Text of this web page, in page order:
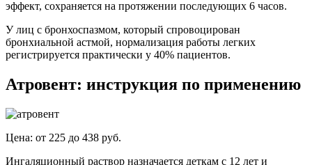
эффект, сохраняется на протяжении последующих 6 часов.
У лиц с бронхоспазмом, который спровоцирован
бронхиальной астмой, нормализация работы легких
регистрируется практически у 40% пациентов.
Атровент: инструкция по применению
Цена: от 225 до 438 руб.
Ингаляционный раствор назначается деткам с 12 лет и